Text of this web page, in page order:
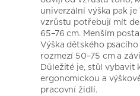
univerzální výška pak
vzrůstu potřebují mít
65–76 cm. Menším
Výška dětského
rozmezí 50–75 cm a
Důležité je, stůl vybavit
ergonomickou a
pracovní židlí.